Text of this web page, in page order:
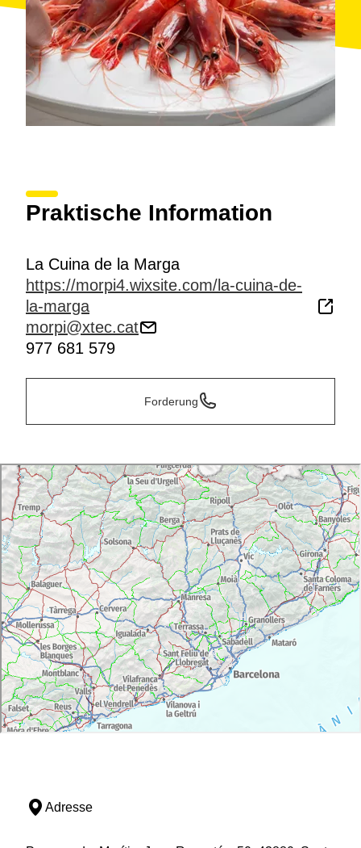
Praktische Information
La Cuina de la Marga
https://morpi4.wixsite.com/la-cuina-de-
la-marga
morpi@xtec.cat
977 681 579
Forderung
Adresse